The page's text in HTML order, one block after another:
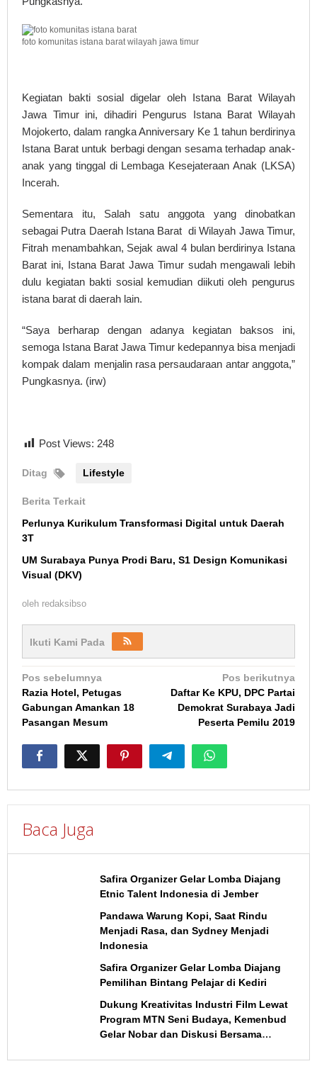
foto komunitas istana barat wilayah jawa timur
Kegiatan bakti sosial digelar oleh Istana Barat Wilayah
Jawa Timur ini, dihadiri Pengurus Istana Barat Wilayah
Mojokerto, dalam rangka Anniversary Ke 1 tahun berdirinya
Istana Barat untuk berbagi dengan sesama terhadap anak-
anak yang tinggal di Lembaga Kesejateraan Anak (LKSA)
Incerah.
Sementara itu, Salah satu anggota yang dinobatkan
sebagai Putra Daerah Istana Barat di Wilayah Jawa Timur,
Fitrah menambahkan, Sejak awal 4 bulan berdirinya Istana
Barat ini, Istana Barat Jawa Timur sudah mengawali lebih
dulu kegiatan bakti sosial kemudian diikuti oleh pengurus
istana barat di daerah lain.
“Saya berharap dengan adanya kegiatan baksos ini,
semoga Istana Barat Jawa Timur kedepannya bisa menjadi
kompak dalam menjalin rasa persaudaraan antar anggota,”
Pungkasnya. (irw)
Post Views: 248
Ditag Lifestyle
Berita Terkait
Perlunya Kurikulum Transformasi Digital untuk Daerah
3T
UM Surabaya Punya Prodi Baru, S1 Design Komunikasi
Visual (DKV)
oleh redaksibso
Ikuti Kami Pada
Navigasi
pos
Pos sebelumnya
Razia Hotel, Petugas
Gabungan Amankan 18
Pasangan Mesum
Pos berikutnya
Daftar Ke KPU, DPC Partai
Demokrat Surabaya Jadi
Peserta Pemilu 2019
Baca Juga
Safira Organizer Gelar Lomba Diajang
Etnic Talent Indonesia di Jember
Pandawa Warung Kopi, Saat Rindu
Menjadi Rasa, dan Sydney Menjadi
Indonesia
Safira Organizer Gelar Lomba Diajang
Pemilihan Bintang Pelajar di Kediri
Dukung Kreativitas Industri Film Lewat
Program MTN Seni Budaya, Kemenbud
Gelar Nobar dan Diskusi Bersama
Surabaya